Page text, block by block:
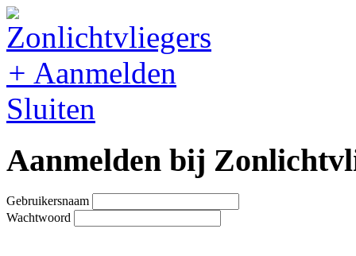
+ Aanmelden
Sluiten
Aanmelden bij
Gebruikersnaam
Wachtwoord